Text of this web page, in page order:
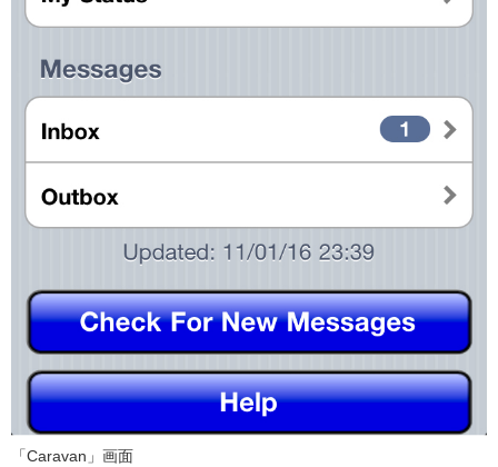
「Caravan」画面